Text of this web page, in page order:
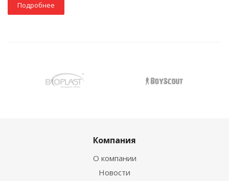
Подробнее
Компания
О компании
Новости